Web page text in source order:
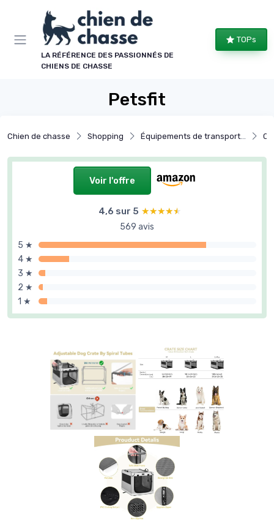
LA RÉFÉRENCE DES PASSIONNÉS DE
CHIENS DE CHASSE
TOPs
Petsfit
Chien de chasse Shopping Équipements de transport et repos
Voir l'offre
4,6 sur 5 ★★★★★
★★★★★
569 avis
5 ★
4 ★
3 ★
2 ★
1 ★
Panneau de gestion des cookies